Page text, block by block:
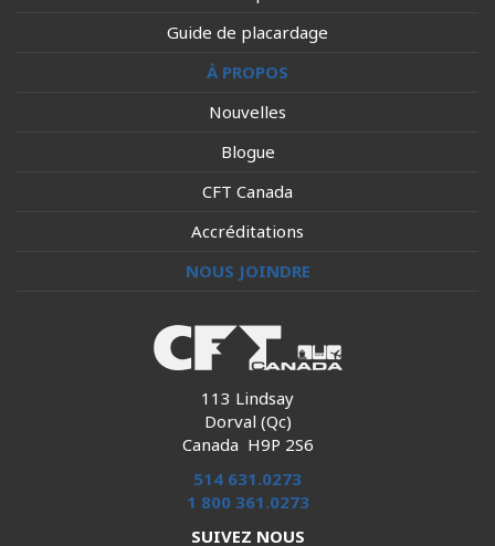
Guide de placardage
À PROPOS
Nouvelles
Blogue
CFT Canada
Accréditations
NOUS JOINDRE
113 Lindsay
Dorval (Qc)
Canada H9P 2S6
514 631.0273
1 800 361.0273
SUIVEZ NOUS